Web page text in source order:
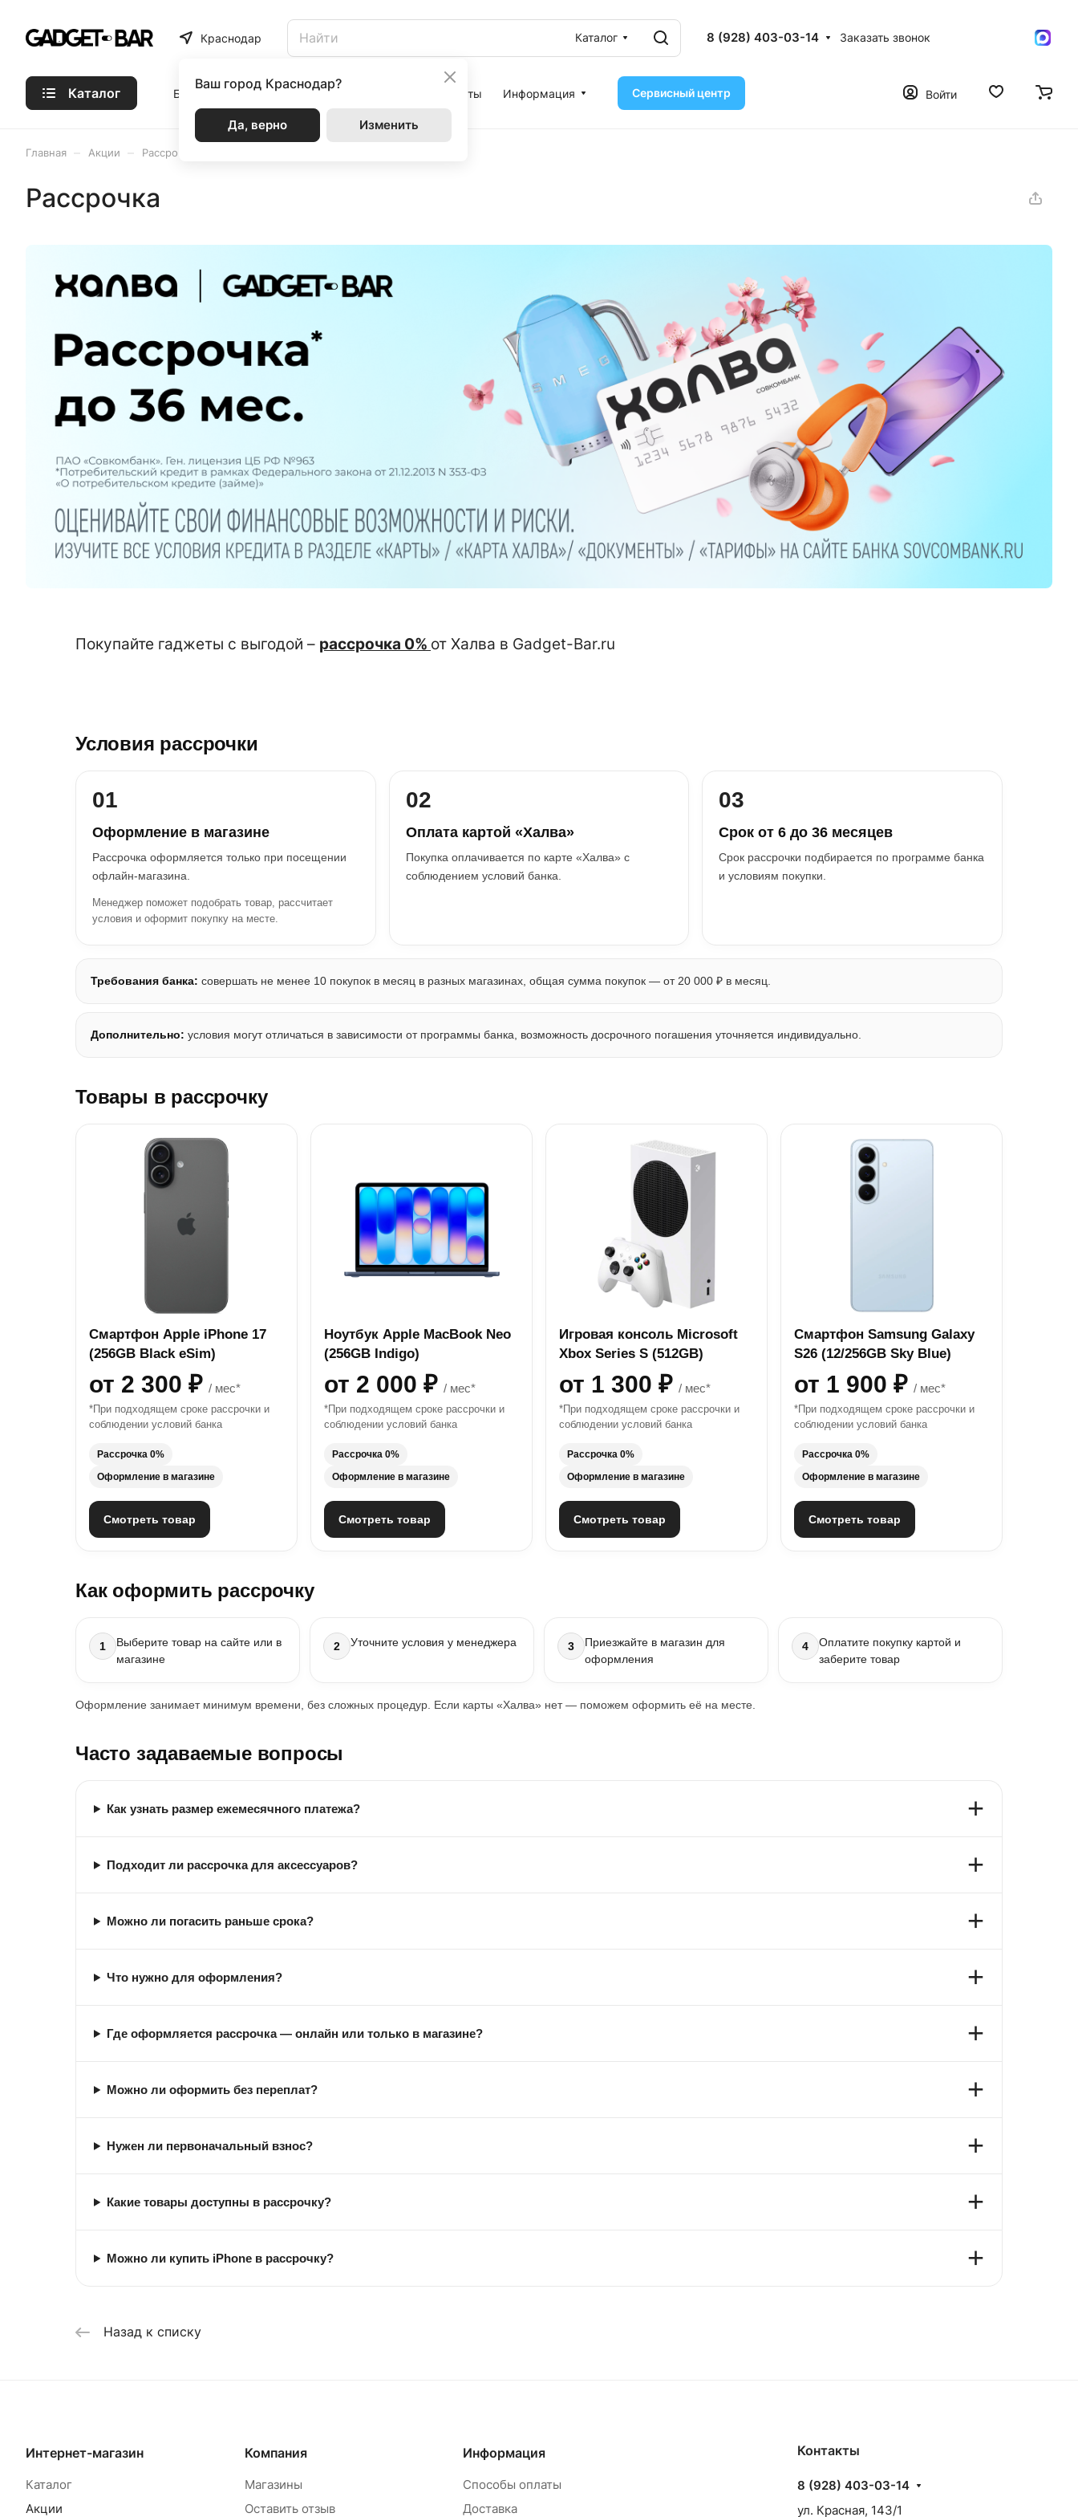
Краснодар
Ваш город Краснодар?
Да, верно Изменить
Каталог 8 (928) 403-03-14 Заказать звонок
Каталог Бренды Статьи Акции Контакты Информация Сервисный центр Войти
Главная Акции Рассрочка
Рассрочка
Покупайте гаджеты с выгодой – рассрочка 0% от Халва в Gadget-Bar.ru
Условия рассрочки
01
Оформление в магазине
Рассрочка оформляется только при посещении
офлайн-магазина.
Менеджер поможет подобрать товар, рассчитает
условия и оформит покупку на месте.
02
Оплата картой «Халва»
Покупка оплачивается по карте «Халва» с
соблюдением условий банка.
03
Срок от 6 до 36 месяцев
Срок рассрочки подбирается по программе банка
и условиям покупки.
Требования банка: совершать не менее 10 покупок в месяц в разных магазинах, общая сумма покупок — от 20 000 ₽ в месяц.
Дополнительно: условия могут отличаться в зависимости от программы банка, возможность досрочного погашения уточняется индивидуально.
Товары в рассрочку
Смартфон Apple iPhone 17
(256GB Black eSim)
от 2 300 ₽ / мес*
*При подходящем сроке рассрочки и
соблюдении условий банка
Рассрочка 0%
Оформление в магазине
Смотреть товар
Ноутбук Apple MacBook Neo
(256GB Indigo)
от 2 000 ₽ / мес*
*При подходящем сроке рассрочки и
соблюдении условий банка
Рассрочка 0%
Оформление в магазине
Смотреть товар
Игровая консоль Microsoft
Xbox Series S (512GB)
от 1 300 ₽ / мес*
*При подходящем сроке рассрочки и
соблюдении условий банка
Рассрочка 0%
Оформление в магазине
Смотреть товар
Смартфон Samsung Galaxy
S26 (12/256GB Sky Blue)
от 1 900 ₽ / мес*
*При подходящем сроке рассрочки и
соблюдении условий банка
Рассрочка 0%
Оформление в магазине
Смотреть товар
Как оформить рассрочку
1
Выберите товар на сайте или в
магазине
2 Уточните условия у менеджера 3
Приезжайте в магазин для
оформления
4
Оплатите покупку картой и
заберите товар
Оформление занимает минимум времени, без сложных процедур. Если карты «Халва» нет — поможем оформить её на месте.
Часто задаваемые вопросы
Как узнать размер ежемесячного платежа?
Подходит ли рассрочка для аксессуаров?
Можно ли погасить раньше срока?
Что нужно для оформления?
Где оформляется рассрочка — онлайн или только в магазине?
Можно ли оформить без переплат?
Нужен ли первоначальный взнос?
Какие товары доступны в рассрочку?
Можно ли купить iPhone в рассрочку?
Назад к списку
Интернет-магазин
Каталог
Акции
Компания
Магазины
Оставить отзыв
Информация
Способы оплаты
Доставка
Контакты
8 (928) 403-03-14
ул. Красная, 143/1